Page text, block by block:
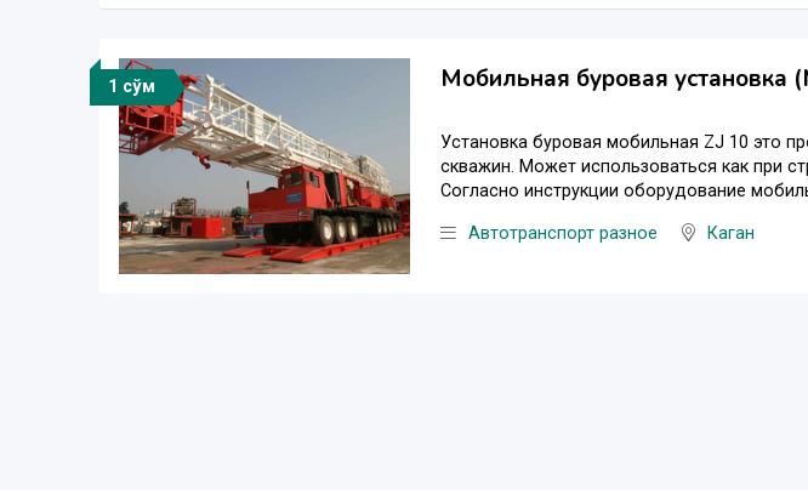
1 сўм Мобильная буровая установка
Установка буровая мобильная ZJ 10 это
скважин. Может использоваться как при
Согласно инструкции оборудование
Автотранспорт разное Каган